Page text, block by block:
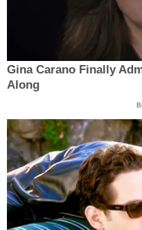
Gina Carano Finally
Along